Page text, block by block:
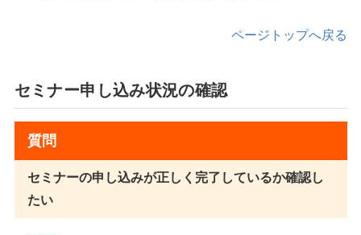
ページトップへ戻る
セミナー申し込み状況の確認
質問
セミナーの申し込みが正しく完了しているか確認し
たい